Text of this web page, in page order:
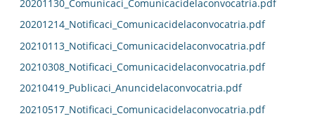
20201130_Comunicaci_Comunicacidelaconvocatria.pdf
20201214_Notificaci_Comunicacidelaconvocatria.pdf
20210113_Notificaci_Comunicacidelaconvocatria.pdf
20210308_Notificaci_Comunicacidelaconvocatria.pdf
20210419_Publicaci_Anuncidelaconvocatria.pdf
20210517_Notificaci_Comunicacidelaconvocatria.pdf